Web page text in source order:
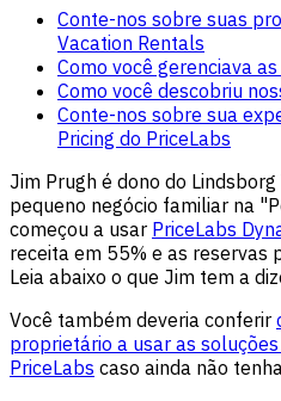
Conte-nos sobre suas
Vacation Rentals
Como você gerenciava
Como você descobriu
Conte-nos sobre sua
Pricing do PriceLabs
Jim Prugh é dono do
pequeno negócio familiar na
começou a usar PriceLabs
receita em 55% e as reservas
Leia abaixo o que Jim tem a
Você também deveria conferir
proprietário a usar as
PriceLabs caso ainda não